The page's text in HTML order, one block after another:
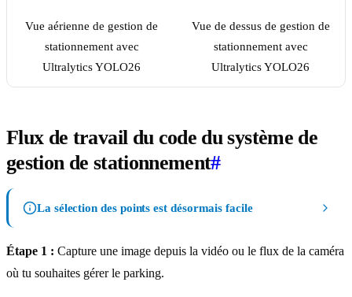
Vue aérienne de gestion de
stationnement avec
Ultralytics YOLO26
Vue de dessus de gestion de
stationnement avec
Ultralytics YOLO26
Flux de travail du code du système de
gestion de stationnement#
La sélection des points est désormais facile
Étape 1 : Capture une image depuis la vidéo ou le flux de la caméra
où tu souhaites gérer le parking.